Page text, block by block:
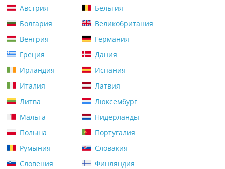
Австрия
Бельгия
Болгария
Великобритания
Венгрия
Германия
Греция
Дания
Ирландия
Испания
Италия
Латвия
Литва
Люксембург
Мальта
Нидерланды
Польша
Португалия
Румыния
Словакия
Словения
Финляндия